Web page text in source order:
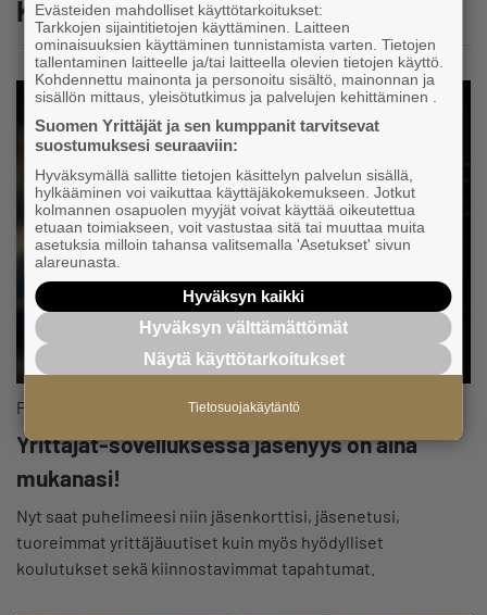
Katso myös
Palvelut ja edut
Yrittäjät-sovelluksessa jäsenyys on aina
mukanasi!
Nyt saat puhelimeesi niin jäsenkorttisi, jäsenetusi,
tuoreimmat yrittäjäuutiset kuin myös hyödylliset
koulutukset sekä kiinnostavimmat tapahtumat.
Evästeiden mahdolliset käyttötarkoitukset:
Tarkkojen sijaintitietojen käyttäminen. Laitteen
ominaisuuksien käyttäminen tunnistamista varten. Tietojen
tallentaminen laitteelle ja/tai laitteella olevien tietojen käyttö.
Kohdennettu mainonta ja personoitu sisältö, mainonnan ja
sisällön mittaus, yleisötutkimus ja palvelujen kehittäminen .
Suomen Yrittäjät ja sen kumppanit tarvitsevat
suostumuksesi seuraaviin:
Hyväksymällä sallitte tietojen käsittelyn palvelun sisällä,
hylkääminen voi vaikuttaa käyttäjäkokemukseen. Jotkut
kolmannen osapuolen myyjät voivat käyttää oikeutettua
etuaan toimiakseen, voit vastustaa sitä tai muuttaa muita
asetuksia milloin tahansa valitsemalla 'Asetukset' sivun
alareunasta.
Hyväksyn kaikki
Hyväksyn välttämättömät
Näytä käyttötarkoitukset
Tietosuojakäytäntö